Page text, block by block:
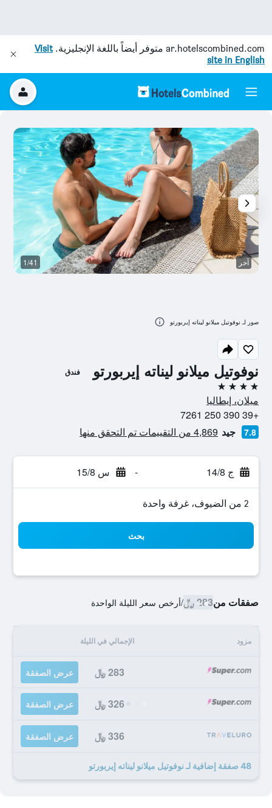
ar.hotelscombined.com متوفر أيضاً باللغة الإنجليزية.Visit
site in English
نوفوتيل ميلانو ليناته إيربورتو فندق
4 نجوم
ميلان، إيطاليا
+39 390 250 7261
7.8 جيد 4,869 من التقييمات تم التحقق منها
ج 14/8 - س 15/8
2 من الضيوف، غرفة واحدة
بحث
صفقات من283 ﷼ /أرخص سعر الليلة الواحدة
مزود الإجمالي في الليلة
283 ﷼ عرض الصفقة
326 ﷼ عرض الصفقة
336 ﷼ عرض الصفقة
48 صفقة إضافية لـ نوفوتيل ميلانو ليناته إيربورتو
آخر 1/41
صور لـ نوفوتيل ميلانو ليناته إيربورتو